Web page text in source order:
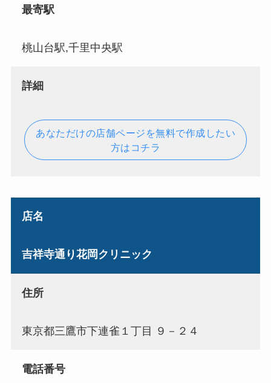
最寄駅
桃山台駅,千里中央駅
詳細
あなただけの店舗ページを無料で作成したい
方はコチラ
店名
吉祥寺通り花岡クリニック
住所
東京都三鷹市下連雀１丁目 ９－２４
電話番号